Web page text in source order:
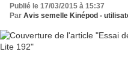
Publié le 17/03/2015 à 15:37
Par Avis semelle Kinépod -